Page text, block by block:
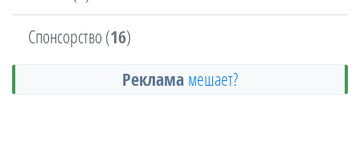
Спонсорство (16)
Рекламамешает?